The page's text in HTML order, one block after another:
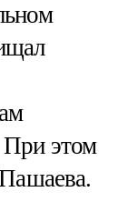
этом
Пашаева.